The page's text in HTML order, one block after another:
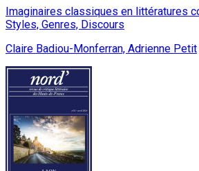
Imaginaires classiques en littératures
Styles, Genres, Discours
Claire Badiou-Monferran, Adrienne Petit